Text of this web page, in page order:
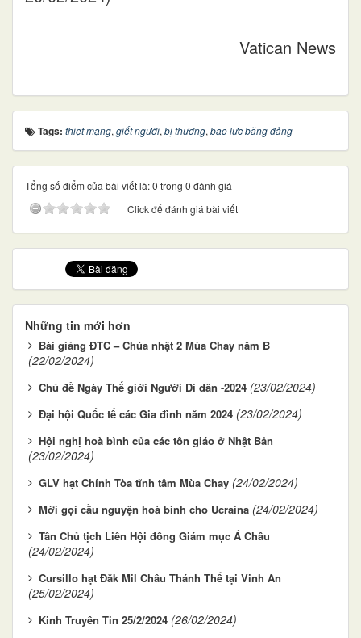
Vatican News
Tags: thiệt mạng, giết người, bị thương, bạo lực băng đảng
Tổng số điểm của bài viết là: 0 trong 0 đánh giá
Click để đánh giá bài viết
Những tin mới hơn
Bài giảng ĐTC – Chúa nhật 2 Mùa Chay năm B
(22/02/2024)
Chủ đề Ngày Thế giới Người Di dân -2024 (23/02/2024)
Đại hội Quốc tế các Gia đình năm 2024 (23/02/2024)
Hội nghị hoà bình của các tôn giáo ở Nhật Bản
(23/02/2024)
GLV hạt Chính Tòa tĩnh tâm Mùa Chay (24/02/2024)
Mời gọi cầu nguyện hoà bình cho Ucraina (24/02/2024)
Tân Chủ tịch Liên Hội đồng Giám mục Á Châu
(24/02/2024)
Cursillo hạt Đăk Mil Chầu Thánh Thể tại Vinh An
(25/02/2024)
Kinh Truyền Tin 25/2/2024 (26/02/2024)